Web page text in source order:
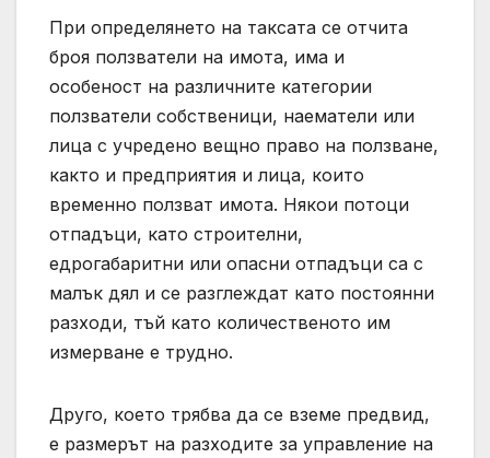
При определянето на таксата се отчита
броя ползватели на имота, има и
особеност на различните категории
ползватели собственици, наематели или
лица с учредено вещно право на ползване,
както и предприятия и лица, които
временно ползват имота. Някои потоци
отпадъци, като строителни,
едрогабаритни или опасни отпадъци са с
малък дял и се разглеждат като постоянни
разходи, тъй като количественото им
измерване е трудно.
Друго, което трябва да се вземе предвид,
е размерът на разходите за управление на